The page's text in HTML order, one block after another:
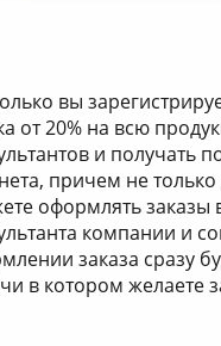
вы
от 20% на всю
и получать
причем не только
оформлять заказы
компании и
заказа сразу
в котором желаете